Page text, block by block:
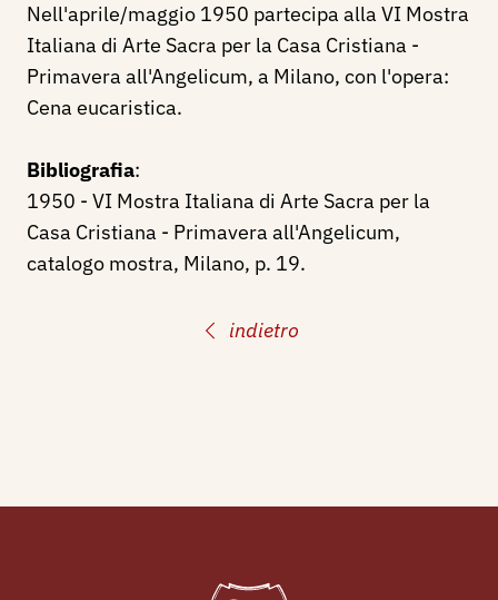
indietro
Nell'aprile/maggio 1950 partecipa alla VI Mostra
Italiana di Arte Sacra per la Casa Cristiana -
Primavera all'Angelicum, a Milano, con l'opera:
Cena eucaristica.
Bibliografia:
1950 - VI Mostra Italiana di Arte Sacra per la
Casa Cristiana - Primavera all'Angelicum,
catalogo mostra, Milano, p. 19.